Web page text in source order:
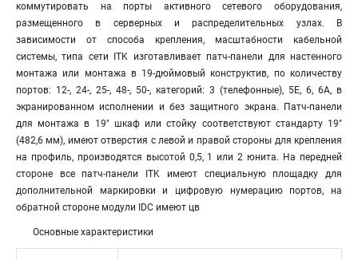
коммутировать на порты активного сетевого оборудования,
размещенного в серверных и распределительных узлах. В
зависимости от способа крепления, масштабности кабельной
системы, типа сети ITK изготавливает патч-панели для настенного
монтажа или монтажа в 19-дюймовый конструктив, по количеству
портов: 12-, 24-, 25-, 48-, 50-, категорий: 3 (телефонные), 5E, 6, 6A, в
экранированном исполнении и без защитного экрана. Патч-панели
для монтажа в 19" шкаф или стойку соответствуют стандарту 19"
(482,6 мм), имеют отверстия с левой и правой стороны для крепления
на профиль, производятся высотой 0,5, 1 или 2 юнита. На передней
стороне все патч-панели ITK имеют специальную площадку для
дополнительной маркировки и цифровую нумерацию портов, на
обратной стороне модули IDC имеют цв
Основные характеристики